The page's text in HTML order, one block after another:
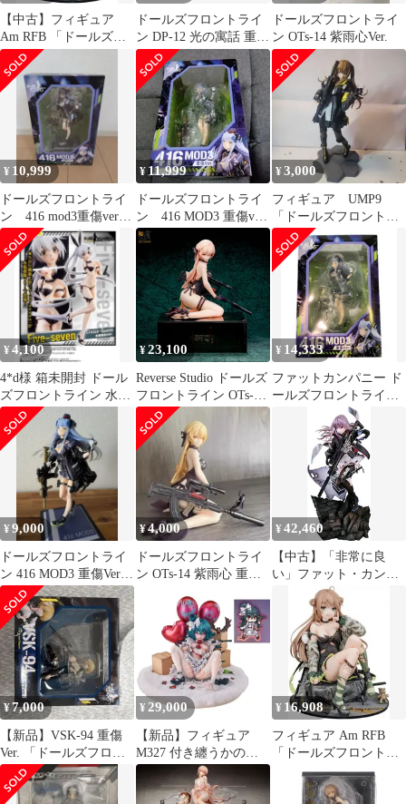
【中古】フィギュア
Am RFB 「ドールズフ
ロントライン」 1/7
PVC＆ABS製塗装済み
完成品
ドールズフロントライ
ン DP-12 光の寓話 重傷
ver フィギュア
ドールズフロントライ
ン OTs-14 紫雨心Ver.
¥ 10,999
ドールズフロントライ
ン 416 mod3重傷ver
フィギュア
¥ 11,999
ドールズフロントライ
ン 416 MOD3 重傷ver
フィギュア
¥3,000
フィギュア UMP9
「ドールズフロントラ
イン」 1/7
¥4,100
4*d様 箱未開封 ドール
ズフロントライン 水着
重傷Ver. 定価19250円
¥23,100
Reverse Studio ドールズ
フロントライン OTs-14
紫雨心 重傷Ver.
¥ 14,333
ファットカンパニー ド
ールズフロントライン
1/7 416 MOD3 重傷Ver.
フィギュア
¥9,000
ドールズフロントライ
ン 416 MOD3 重傷Ver.
1/7 完成品フィギュア
¥4,000
ドールズフロントライ
ン OTs-14 紫雨心 重傷
¥42,460
【中古】「非常に良
い」ファット・カンパ
ニー ドールズフロント
ライン ST AR-15 1/7ス
ケール ABS&PVC製 塗
装済み完成品フィギュ
¥ 7,000
【新品】VSK-94 重傷
Ver. 「ドールズフロン
トライン」 1/6
¥ 29,000
【新品】フィギュア
M327 付き纏うかの影
ver 「ドールズフロント
ライン」 1/7 塗装済み
¥ 16,908
フィギュア Am RFB
「ドールズフロントラ
イン」 1/7 PVC&ABS製
塗装済み完成品【14日